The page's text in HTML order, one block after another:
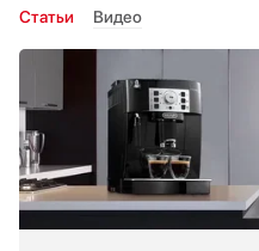
Статьи Видео